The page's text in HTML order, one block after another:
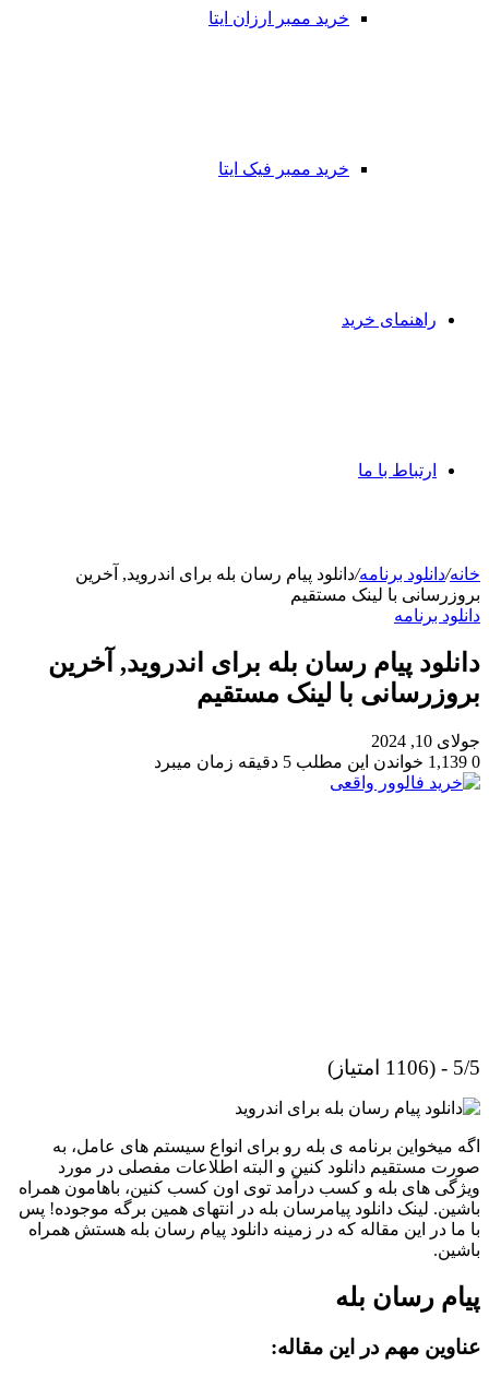
خرید ممبر ارزان ایتا
خرید ممبر فیک ایتا
راهنمای خرید
ارتباط با ما
خانه/دانلود برنامه/دانلود پیام رسان بله برای اندروید, آخرین
بروزرسانی با لینک مستقیم
دانلود برنامه
دانلود پیام رسان بله برای اندروید, آخرین
بروزرسانی با لینک مستقیم
جولای 10, 2024
0
خواندن این مطلب 5 دقیقه زمان میبرد
5/5 - (1106 امتیاز)
اگه میخواین برنامه ی بله رو برای انواع سیستم های عامل، به
صورت مستقیم دانلود کنین و البته اطلاعات مفصلی در مورد
ویژگی های بله و کسب درآمد توی اون کسب کنین، باهامون همراه
باشین. لینک دانلود پیامرسان بله در انتهای همین برگه موجوده! پس
با ما در این مقاله که در زمینه دانلود پیام رسان بله هستش همراه
باشین.
پیام رسان بله
عناوین مهم در این مقاله: